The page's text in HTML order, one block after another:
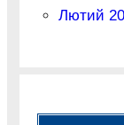
Лютий